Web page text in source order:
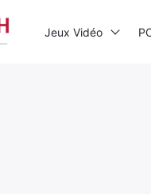
Jeux Vidéo